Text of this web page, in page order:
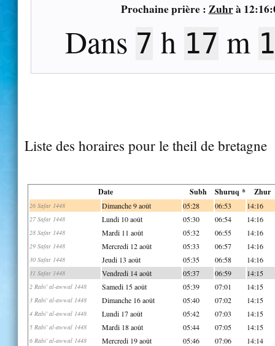
Prochaine prière : Zuhrà
Dans 7 h 17 m
Liste des horaires pour le theil de bretagne
Date Subh Shuruq * Zhur
26 Safar 1448 Dimanche 9 août 05:28 06:53 14:16
27 Safar 1448 Lundi 10 août 05:30 06:54 14:16
28 Safar 1448 Mardi 11 août 05:32 06:55 14:16
29 Safar 1448 Mercredi 12 août 05:33 06:57 14:16
30 Safar 1448 Jeudi 13 août 05:35 06:58 14:16
31 Safar 1448 Vendredi 14 août 05:37 06:59 14:15
2 Rabi' al-awwal 1448 Samedi 15 août 05:39 07:01 14:15
3 Rabi' al-awwal 1448 Dimanche 16 août 05:40 07:02 14:15
4 Rabi' al-awwal 1448 Lundi 17 août 05:42 07:03 14:15
5 Rabi' al-awwal 1448 Mardi 18 août 05:44 07:05 14:15
6 Rabi' al-awwal 1448 Mercredi 19 août 05:46 07:06 14:14